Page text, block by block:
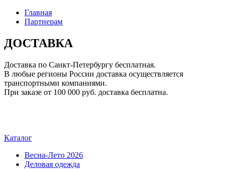
Главная
Партнерам
ДОСТАВКА
Доставка по Санкт-Петербургу бесплатная.
В любые регионы России доставка осуществляется
транспортными компаниями.
При заказе от 100 000 руб. доставка бесплатна.
Каталог
Весна-Лето 2026
Деловая одежда